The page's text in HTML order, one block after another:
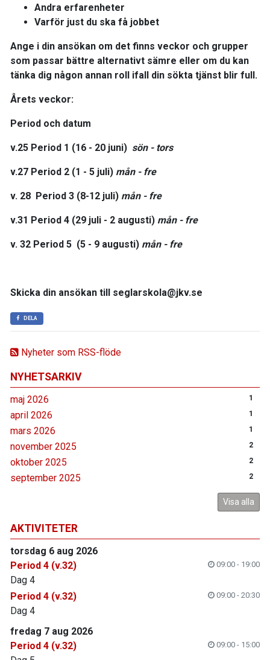
Nyheter som RSS-flöde
NYHETSARKIV
maj 2026 1
april 2026 1
mars 2026 1
november 2025 2
oktober 2025 2
september 2025 2
Visa alla
Andra erfarenheter
Varför just du ska få jobbet
Ange i din ansökan om det finns veckor och grupper
som passar bättre alternativt sämre eller om du kan
tänka dig någon annan roll ifall din sökta tjänst blir full.
Årets veckor:
Period och datum
v.25 Period 1 (16 - 20 juni) sön - tors
v.27 Period 2 (1 - 5 juli) mån - fre
v. 28 Period 3 (8-12 juli) mån - fre
v.31 Period 4 (29 juli - 2 augusti) mån - fre
v. 32 Period 5 (5 - 9 augusti) mån - fre
Skicka din ansökan till seglarskola@jkv.se
DELA
AKTIVITETER
torsdag 6 aug 2026
Period 4 (v.32)
09:00 - 19:00
Dag 4
Period 4 (v.32)
09:00 - 20:30
Dag 4
fredag 7 aug 2026
Period 4 (v.32)
09:00 - 15:00